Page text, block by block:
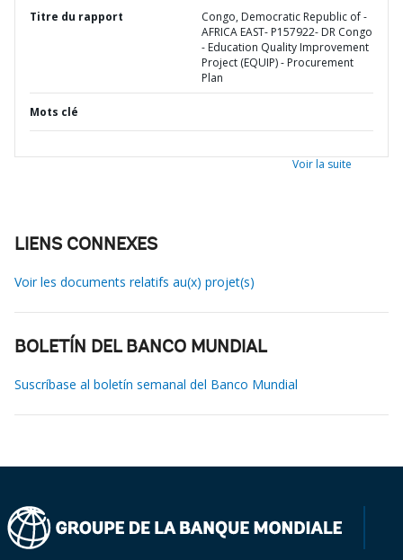
Titre du rapport
Congo, Democratic Republic of -
AFRICA EAST- P157922- DR Congo
- Education Quality Improvement
Project (EQUIP) - Procurement
Plan
Mots clé
Voir la suite
LIENS CONNEXES
Voir les documents relatifs au(x) projet(s)
BOLETÍN DEL BANCO MUNDIAL
Suscríbase al boletín semanal del Banco Mundial